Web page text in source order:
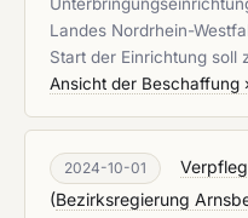
Landes Nordrhein-
Start der Einrichtung soll
Ansicht der Beschaffung
2024-10-01
(Bezirksregierung